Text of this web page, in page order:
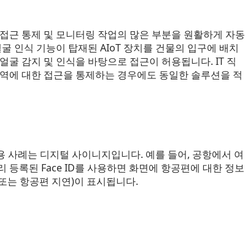
근 통제 및 모니터링 작업의 많은 부분을 원활하게 자동
인식 기능이 탑재된 AIoT 장치를 건물의 입구에 배치
굴 감지 및 인식을 바탕으로 접근이 허용됩니다. IT 직
에 대한 접근을 통제하는 경우에도 동일한 솔루션을 적
사례는 디지털 사이니지입니다. 예를 들어, 공항에서 여
등록된 Face ID를 사용하면 화면에 항공편에 대한 정보
는 항공편 지연)이 표시됩니다.